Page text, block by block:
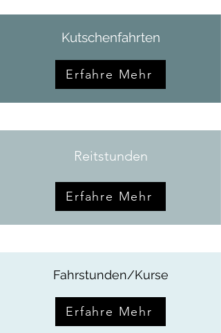
Kutschenfahrten
Erfahre Mehr
Reitstunden
Erfahre Mehr
Fahrstunden/Kurse
Erfahre Mehr